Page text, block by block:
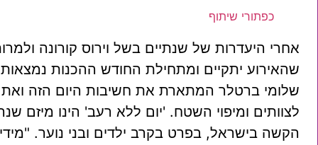
כפתורי שיתוף
אחרי היעדרות של שנתיים בשל וירוס קורונה
שהאירוע יתקיים ומתחילת החודש ההכנות
שלומי ברטלר המתארת את חשיבות היום הזה ואת
הקשה בישראל, בפרט בקרב ילדים ובני נוער.